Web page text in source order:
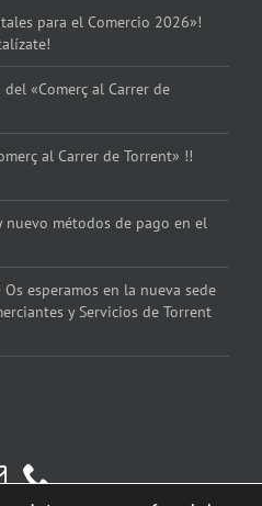
para el Comercio 2026»!
«Comerç al Carrer de
al Carrer de Torrent» !!
nuevo métodos de pago en el
esperamos en la nueva sede
y Servicios de Torrent